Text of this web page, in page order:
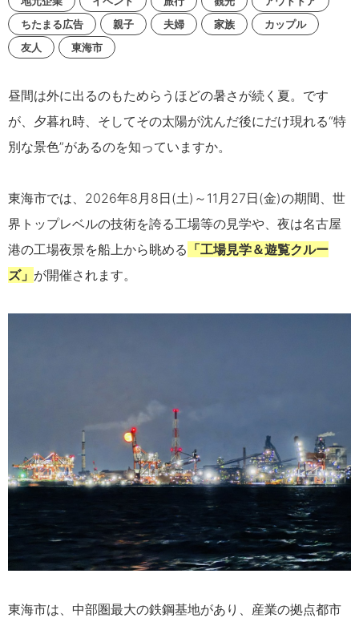
ちたまる広告
親子 夫婦 家族
カップル
友人
東海市
昼間は外に出るのもためらうほどの暑さが続く夏。 です
が、夕暮れ時、そしてその太陽が沈んだ後にだけ現れる“特
別な景色”があるのを知っていますか。
東海市では、 2026年8月8日(土)～ 11 月 27日(金)の期間、世
界トップレベルの技術を誇る工場等の見学や、夜は名古屋
港の工場夜景を船上から眺める 「工場見学＆遊覧クルー
ズ」 が開催されます。
東海市は、中部圏最大の鉄鋼基地があり、産業の拠点都市